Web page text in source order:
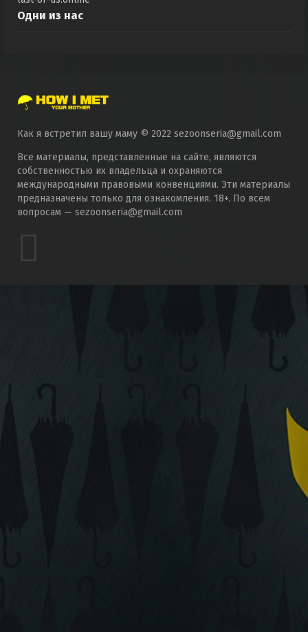
Одни из нас
Как я встретил вашу маму © 2022 sezoonseria@gmail.com
Все материалы, представленные на сайте, являются
собственностью их владельца и охраняются
международными правовыми конвенциями. Эти материалы
предназначены только для ознакомления. 18+. По всем
вопросам — sezoonseria@gmail.com